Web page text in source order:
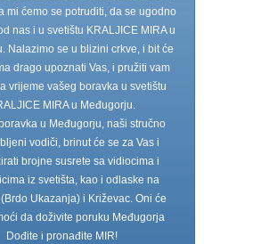
mi ćemo se potruditi, da se ugodno
nas i u svetištu KRALJICE MIRA u
Nalazimo se u blizini crkve, i bit će
drago upoznati Vas, i pružiti vam
vrijeme vašeg boravka u svetištu
MIRA u Međugorju.
u Međugorju, naši stručno
vodiči, brinut će se za Vas i
brojne susrete sa vidiocima i
iz svetišta, kao i odlaske na
Ukazanja) i Križevac. Oni će
da doživite poruku Međugorja
Dođite i pronađite MIR!